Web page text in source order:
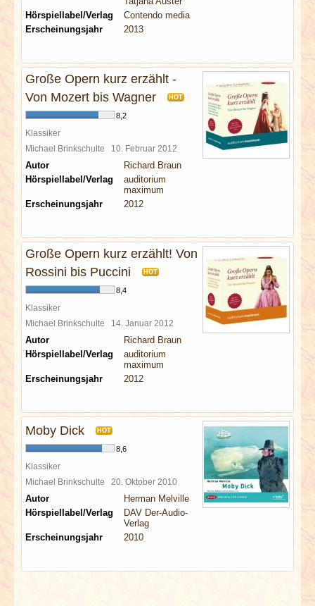
Hörspiellabel/Verlag
Contendo media
Erscheinungsjahr
2013
Große Opern kurz erzählt -
Von Mozert bis Wagner
HOT
8,2
Klassiker
Michael Brinkschulte 10. Februar 2012
Autor
Richard Braun
Hörspiellabel/Verlag
auditorium
maximum
Erscheinungsjahr
2012
Große Opern kurz erzählt! Von
Rossini bis Puccini
HOT
8,4
Klassiker
Michael Brinkschulte 14. Januar 2012
Autor
Richard Braun
Hörspiellabel/Verlag
auditorium
maximum
Erscheinungsjahr
2012
Moby Dick HOT
8,6
Klassiker
Michael Brinkschulte 20. Oktober 2010
Autor
Herman Melville
Hörspiellabel/Verlag
DAV Der-Audio-
Verlag
Erscheinungsjahr
2010